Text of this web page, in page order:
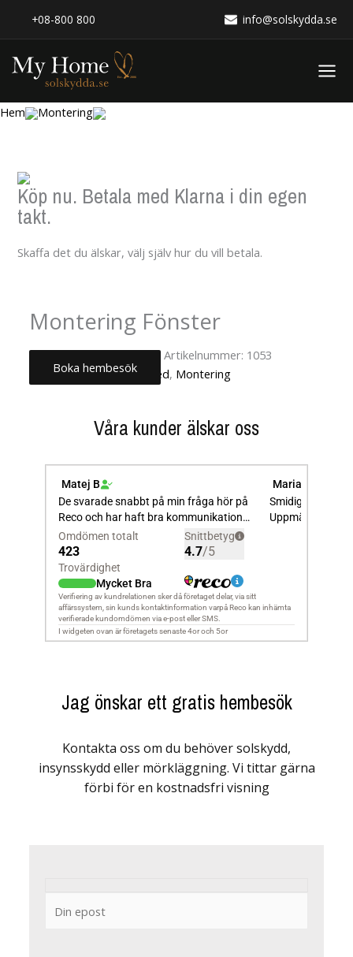
+08-800 800 info@solskydda.se
Hem Montering
Köp nu. Betala med Klarna i din egen
takt.
Skaffa det du älskar, välj själv hur du vill betala.
Montering Fönster
Boka hembesök
Artikelnummer: 1053
Kategorier:Uncategorized, Montering
Våra kunder älskar oss
Jag önskar ett gratis hembesök
Kontakta oss om du behöver solskydd,
insynsskydd eller mörkläggning. Vi tittar gärna
förbi för en kostnadsfri visning